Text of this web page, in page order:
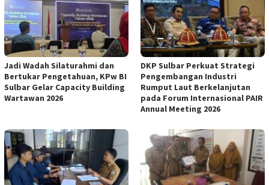
Jadi Wadah Silaturahmi dan
Bertukar Pengetahuan, KPw BI
Sulbar Gelar Capacity Building
Wartawan 2026
DKP Sulbar Perkuat Strategi
Pengembangan Industri
Rumput Laut Berkelanjutan
pada Forum Internasional PAIR
Annual Meeting 2026